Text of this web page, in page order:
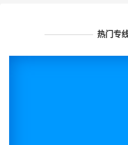
热门专